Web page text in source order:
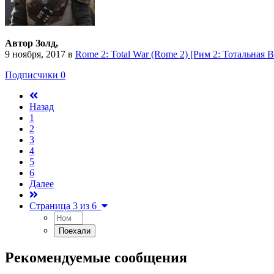
Автор Золд,
9 ноября, 2017 в Rome 2: Total War (Rome 2) [Рим 2: Тотальная
Подписчики 0
Назад
1
2
3
4
5
6
Далее
Страница 3 из 6
Рекомендуемые сообщения